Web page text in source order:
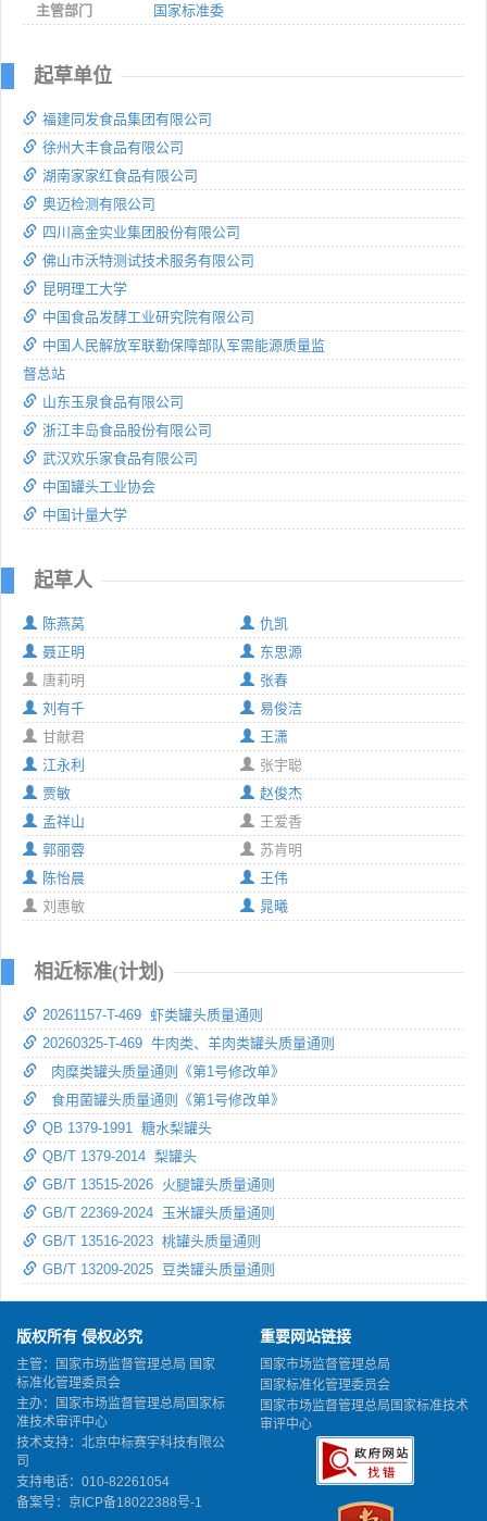
主管部门
国家标准委
起草单位
福建同发食品集团有限公司
徐州大丰食品有限公司
湖南家家红食品有限公司
奥迈检测有限公司
四川高金实业集团股份有限公司
佛山市沃特测试技术服务有限公司
昆明理工大学
中国食品发酵工业研究院有限公司
中国人民解放军联勤保障部队军需能源质量监
督总站
山东玉泉食品有限公司
浙江丰岛食品股份有限公司
武汉欢乐家食品有限公司
中国罐头工业协会
中国计量大学
起草人
陈燕莴
仇凯
聂正明
东思源
唐莉明
张春
刘有千
易俊洁
甘献君
王潇
江永利
张宇聪
贾敏
赵俊杰
孟祥山
王爱香
郭丽蓉
苏肯明
陈怡晨
王伟
刘惠敏
晁曦
相近标准(计划)
20261157-T-469 虾类罐头质量通则
20260325-T-469 牛肉类、羊肉类罐头质量通则
肉糜类罐头质量通则《第1号修改单》
食用菌罐头质量通则《第1号修改单》
QB 1379-1991 糖水梨罐头
QB/T 1379-2014 梨罐头
GB/T 13515-2026 火腿罐头质量通则
GB/T 22369-2024 玉米罐头质量通则
GB/T 13516-2023 桃罐头质量通则
GB/T 13209-2025 豆类罐头质量通则
版权所有 侵权必究
主管：国家市场监督管理总局 国家
标准化管理委员会
主办：国家市场监督管理总局国家标
准技术审评中心
技术支持：北京中标赛宇科技有限公
司
支持电话：010-82261054
备案号： 京ICP备18022388号-1
重要网站链接
国家市场监督管理总局
国家标准化管理委员会
国家市场监督管理总局国家标准技术
审评中心